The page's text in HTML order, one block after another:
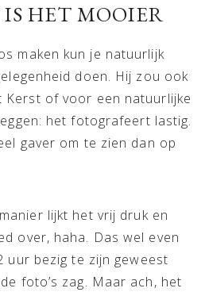
HET MOOIER
maken kun je natuurlijk
doen. Hij zou ook
Kerst of voor een natuurlijke
het fotografeert lastig.
gaver om te zien dan op
lijkt het vrij druk en
over, haha. Das wel even
uur bezig te zijn geweest
foto’s zag. Maar ach, het